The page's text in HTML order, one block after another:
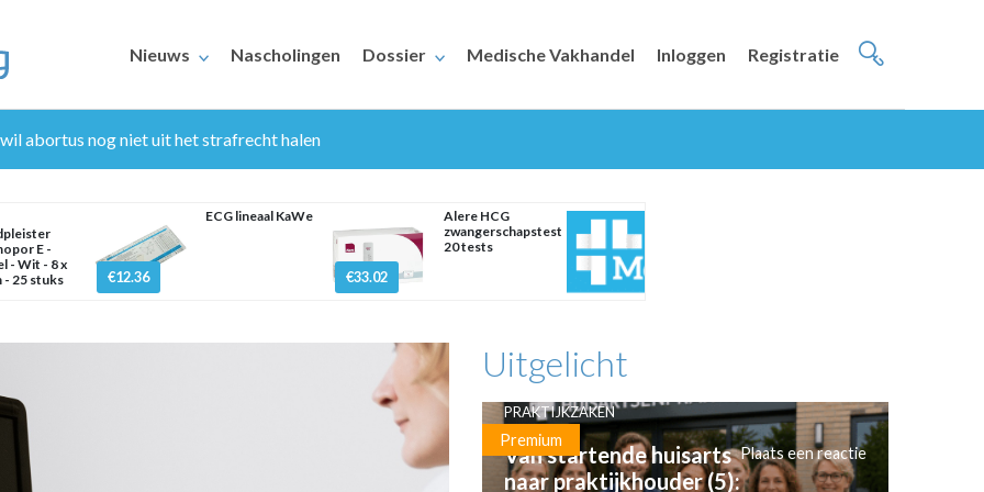
Nieuws Nascholingen Dossier Medische Vakhandel Inloggen Registratie
abortus nog niet uit het strafrecht halen
E -
- Wit - 8 x
- 25 stuks
€12.36
ECG lineaal KaWe
€33.02
Alere HCG
zwangerschapstest
20 tests
Uitgelicht
Premium
PRAKTIJKZAKEN
Van startende huisarts
naar praktijkhouder (5):
Plaats een reactie